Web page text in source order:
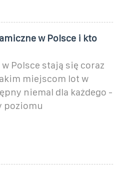
w Polsce i kto
Polsce stają się coraz
miejscom lot w
niemal dla każdego -
poziomu